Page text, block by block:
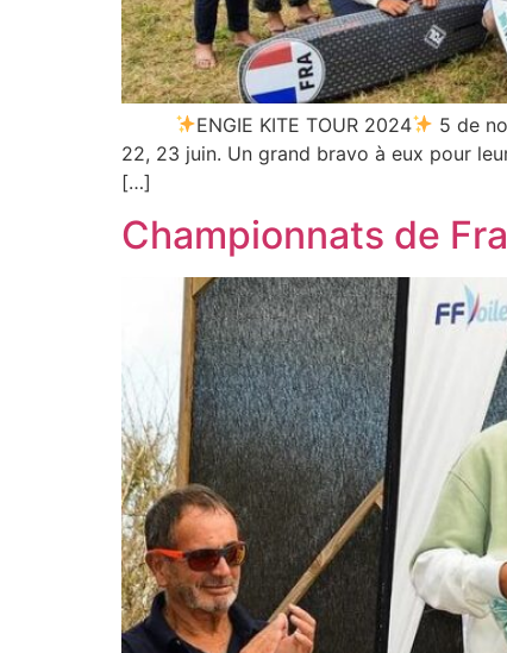
ENGIE KITE TOUR 2024
5 de
22, 23 juin. Un grand bravo à eux pour
[…]
Championnats de